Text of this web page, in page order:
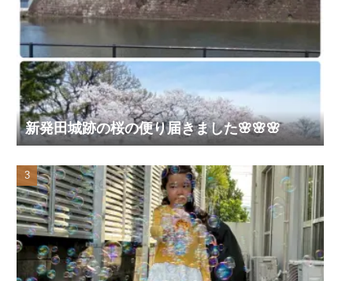
新発田城跡の桜の便り届きました🌸🌸🌸